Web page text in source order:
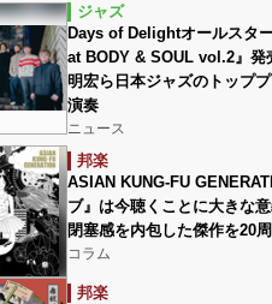
ジャズ
Days of Delightオールスタ
at BODY & SOUL vol.2』
明宏ら日本ジャズのトップ
演奏
ニュース
邦楽
ASIAN KUNG-FU
ブ』は今聴くことに大きな
閉塞感を内包した傑作を20
コラム
邦楽